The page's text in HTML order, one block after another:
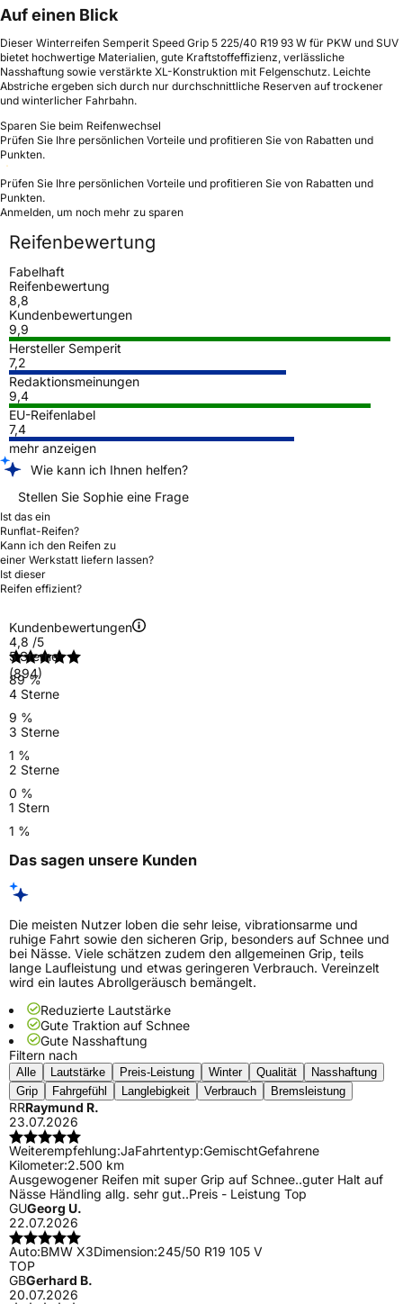
Auf einen Blick
Dieser Winterreifen Semperit Speed Grip 5 225/40 R19 93 W für PKW und SUV
bietet hochwertige Materialien, gute Kraftstoffeffizienz, verlässliche
Nasshaftung sowie verstärkte XL-Konstruktion mit Felgenschutz. Leichte
Abstriche ergeben sich durch nur durchschnittliche Reserven auf trockener
und winterlicher Fahrbahn.
Sparen Sie beim Reifenwechsel
Prüfen Sie Ihre persönlichen Vorteile und profitieren Sie von Rabatten und
Punkten.
Prüfen Sie Ihre persönlichen Vorteile und profitieren Sie von Rabatten und
Punkten.
Anmelden, um noch mehr zu sparen
Reifenbewertung
Fabelhaft
Reifenbewertung
8,8
Kundenbewertungen
9,9
Hersteller Semperit
7,2
Redaktionsmeinungen
9,4
EU-Reifenlabel
7,4
mehr anzeigen
Wie kann ich Ihnen helfen?
Stellen Sie Sophie eine Frage
Ist das ein
Runflat-Reifen?
Kann ich den Reifen zu
einer Werkstatt liefern lassen?
Ist dieser
Reifen effizient?
Kundenbewertungen
4,8 /5
(894)
5 Sterne
89 %
4 Sterne
9 %
3 Sterne
1 %
2 Sterne
0 %
1 Stern
1 %
Das sagen unsere Kunden
Die meisten Nutzer loben die sehr leise, vibrationsarme und
ruhige Fahrt sowie den sicheren Grip, besonders auf Schnee und
bei Nässe. Viele schätzen zudem den allgemeinen Grip, teils
lange Laufleistung und etwas geringeren Verbrauch. Vereinzelt
wird ein lautes Abrollgeräusch bemängelt.
Reduzierte Lautstärke
Gute Traktion auf Schnee
Gute Nasshaftung
Filtern nach
Alle Lautstärke Preis-Leistung Winter Qualität
Nasshaftung
Grip
Fahrgefühl Langlebigkeit Verbrauch Bremsleistung
RRRaymund R.
23.07.2026
Weiterempfehlung:JaFahrtentyp:GemischtGefahrene
Kilometer:2.500 km
Ausgewogener Reifen mit super Grip auf Schnee..guter Halt auf
Nässe Händling allg. sehr gut..Preis - Leistung Top
GUGeorg U.
22.07.2026
Auto:BMW X3Dimension:245/50 R19 105 V
TOP
GBGerhard B.
20.07.2026